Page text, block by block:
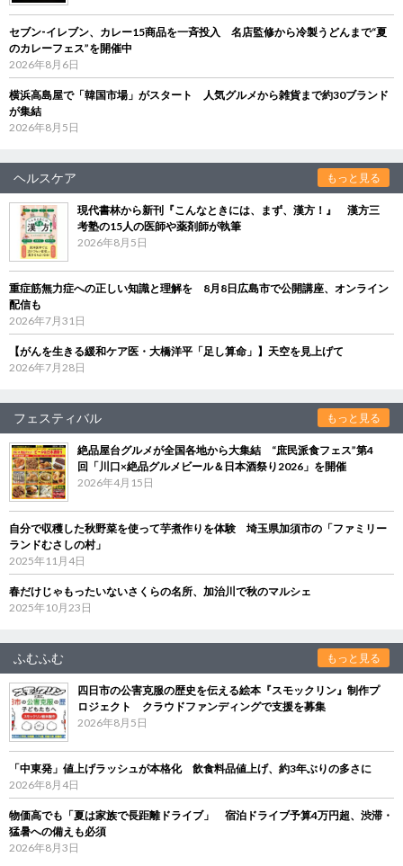
セブン‐イレブン、カレー15商品を一斉投入 名店監修から冷製うどんまで“夏
のカレーフェス”を開催中
2026年8月6日
横浜高島屋で「韓国市場」がスタート 人気グルメから雑貨まで約30ブランド
が集結
2026年8月5日
ヘルスケア もっと見る
現代書林から新刊『こんなときには、まず、漢方！』 漢方三
考塾の15人の医師や薬剤師が執筆
2026年8月5日
重症筋無力症への正しい知識と理解を 8月8日広島市で公開講座、オンライン
配信も
2026年7月31日
【がんを生きる緩和ケア医・大橋洋平「足し算命」】天空を見上げて
2026年7月28日
フェスティバル もっと見る
絶品屋台グルメが全国各地から大集結 “庶民派食フェス”第4
回「川口×絶品グルメビール＆日本酒祭り2026」を開催
2026年4月15日
自分で収穫した秋野菜を使って芋煮作りを体験 埼玉県加須市の「ファミリー
ランドむさしの村」
2025年11月4日
春だけじゃもったいないさくらの名所、加治川で秋のマルシェ
2025年10月23日
ふむふむ もっと見る
四日市の公害克服の歴史を伝える絵本『スモックリン』制作プ
ロジェクト クラウドファンディングで支援を募集
2026年8月5日
「中東発」値上げラッシュが本格化 飲食料品値上げ、約3年ぶりの多さに
2026年8月4日
物価高でも「夏は家族で長距離ドライブ」 宿泊ドライブ予算4万円超、渋滞・
猛暑への備えも必須
2026年8月3日